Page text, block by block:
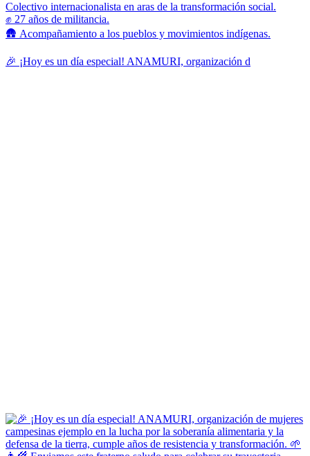
Colectivo internacionalista en aras de la transformación social.
✊ 27 años de militancia.
🛖 Acompañamiento a los pueblos y movimientos indígenas.
🎉 ¡Hoy es un día especial! ANAMURI, organización d